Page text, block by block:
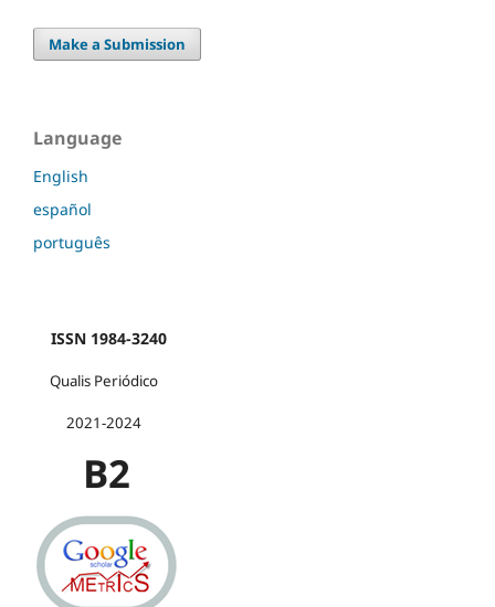
Make a Submission
Language
English
español
português
ISSN 1984-3240
Qualis Periódico
2021-2024
B2